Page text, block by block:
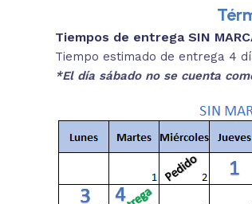
Descripciones breves y
estás
Tiempos de entrega SIN
Tiempo estimado de entrega 4
*El día sábado no se cuenta